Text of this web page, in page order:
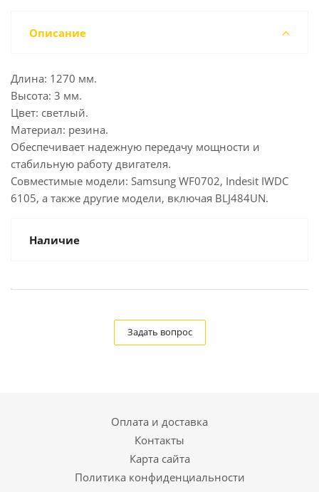
Описание
Длина: 1270 мм.
Высота: 3 мм.
Цвет: светлый.
Материал: резина.
Обеспечивает надежную передачу мощности и
стабильную работу двигателя.
Совместимые модели: Samsung WF0702, Indesit IWDC
6105, а также другие модели, включая BLJ484UN.
Наличие
Задать вопрос
Оплата и доставка
Контакты
Карта сайта
Политика конфиденциальности